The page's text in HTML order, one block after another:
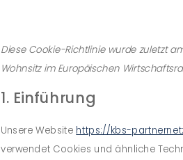
Diese Cookie-Richtlinie wurde zuletzt
Wohnsitz im Europäischen
1. Einführung
Unsere Website https://kbs-
verwendet Cookies und ähnliche